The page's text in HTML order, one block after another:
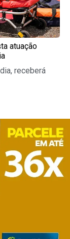
atuação
receberá